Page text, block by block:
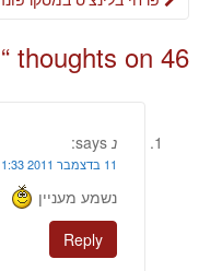
46 thoughts on “
נ says:
11 בדצמבר 2011 at 11:33
נשמע מעניין
Reply